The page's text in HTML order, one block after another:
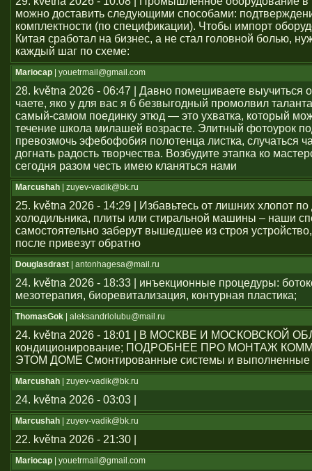
можно доставить следующими способами:
комплектности (по спецификации). Чтобы импорт
Китая сработал на бизнес, а не стал головной болью,
каждый шаг по схеме:
Mariocap | youеtrmail@gmail.com
28. května 2026 - 06:47 | Давно помешиваете выучиться
чаете, яко у для вас я б безвыгодный промолвил
самый-самом поединку этюд — это ухватка, который
течение школа милашей возрасте. Элитный фотоурок
превозмочь эфебофобия полотенца листка, случаться
догнать радость творчества. Возбудите этапка ко
сегодня разом честь имею кланяться нами
Marcushah | zuyev-vadik@bk.ru
25. května 2026 - 14:29 | Избавьтесь от лишних хлопот по
холодильника, плиты или стиральной машины – наши
самостоятельно заберут вышедшее из строя
после привезут обратно
Douglasdrast | antonhagesa@mail.ru
24. května 2026 - 18:33 | инъекционные процедуры:
мезотерапия, биоревитализация, контурная пластика;
ThomasGok | aleksandrlolubu@mail.ru
24. května 2026 - 18:01 | В МОСКВЕ И МОСКОВСКОЙ
кондиционирование; ПОДРОБНЕЕ ПРО МОНТАЖ
ЭТОМ ДОМЕ Смонтированные системы и выполненные
Marcushah | zuyev-vadik@bk.ru
24. května 2026 - 03:03 |
Marcushah | zuyev-vadik@bk.ru
22. května 2026 - 21:30 |
Mariocap | youеtrmail@gmail.com